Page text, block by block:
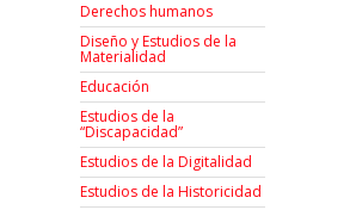
Derechos humanos
Diseño y Estudios de la
Materialidad
Educación
Estudios de la
“Discapacidad”
Estudios de la Digitalidad
Estudios de la Historicidad